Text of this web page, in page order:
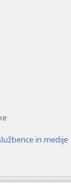
in medije